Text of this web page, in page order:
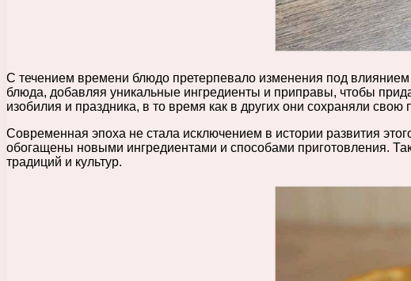
С течением времени блюдо претерпевало изменения под
блюда, добавляя уникальные ингредиенты и приправы, чтобы
изобилия и праздника, в то время как в других они сохраняли свою
Современная эпоха не стала исключением в истории развития
обогащены новыми ингредиентами и способами приготовления.
традиций и культур.